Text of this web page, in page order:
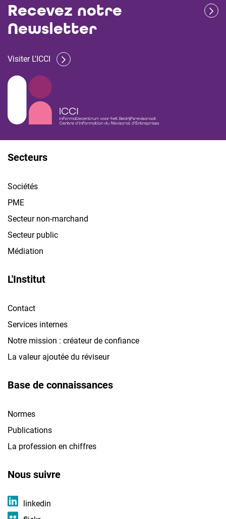
Recevez notre
Newsletter
Visiter L'ICCI
Secteurs
Sociétés
PME
Secteur non-marchand
Secteur public
Médiation
L'Institut
Contact
Services internes
Notre mission : créateur de confiance
La valeur ajoutée du réviseur
Base de connaissances
Normes
Publications
La profession en chiffres
Nous suivre
linkedin